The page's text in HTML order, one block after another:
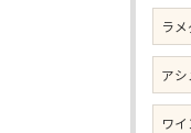
ラ
ア
ワ